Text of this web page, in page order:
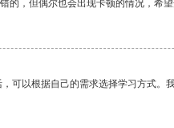
的，但偶尔也会出现卡顿的情况，希
可以根据自己的需求选择学习方式。